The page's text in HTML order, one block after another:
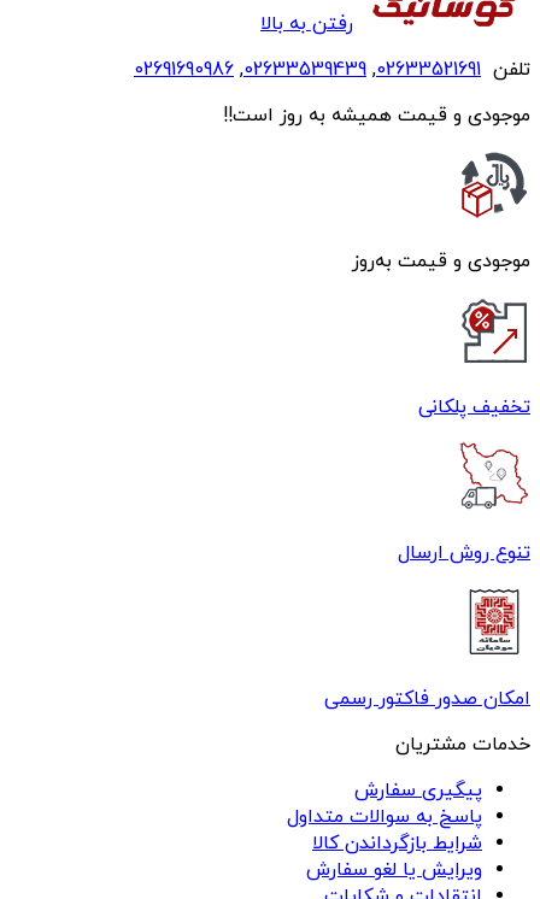
رفتن به بالا
تلفن 02633521691
,
02633539439
,
02691690986
موجودی و قیمت همیشه به روز است!!
موجودی و قیمت به‌روز
تخفیف پلکانی
تنوع روش ارسال
امکان صدور فاکتور رسمی
خدمات مشتریان
پیگیری سفارش
پاسخ به سوالات متداول
شرایط بازگرداندن کالا
ویرایش یا لغو سفارش